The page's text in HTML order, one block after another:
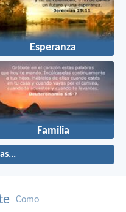
Esperanza
Familia
Como